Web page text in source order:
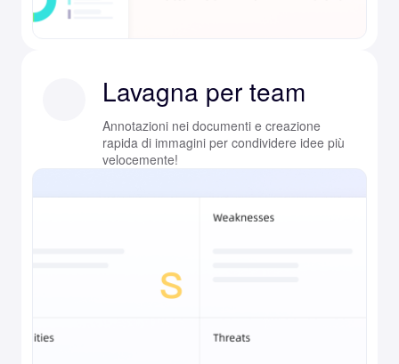
Lavagna per team
Annotazioni nei documenti e creazione
rapida di immagini per condividere idee più
velocemente!